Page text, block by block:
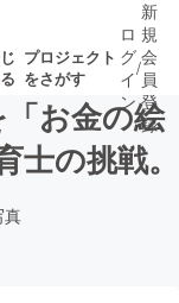
プロジェクト
をさがす
近いプ
ロ
グ
イ
ン
/
新
規
会
員
登
録
お金の絵
の挑戦。
真